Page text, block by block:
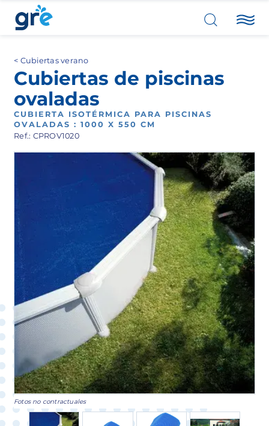
Cubiertas verano
Cubiertas de piscinas
ovaladas
CUBIERTA ISOTÉRMICA PARA PISCINAS
OVALADAS : 1000 X 550 CM
Ref.: CPROV1020
Fotos no contractuales